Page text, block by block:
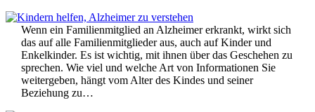
Wenn ein Familienmitglied an Alzheimer erkrankt, wirkt sich
das auf alle Familienmitglieder aus, auch auf Kinder und
Enkelkinder. Es ist wichtig, mit ihnen über das Geschehen zu
sprechen. Wie viel und welche Art von Informationen Sie
weitergeben, hängt vom Alter des Kindes und seiner
Beziehung zu…